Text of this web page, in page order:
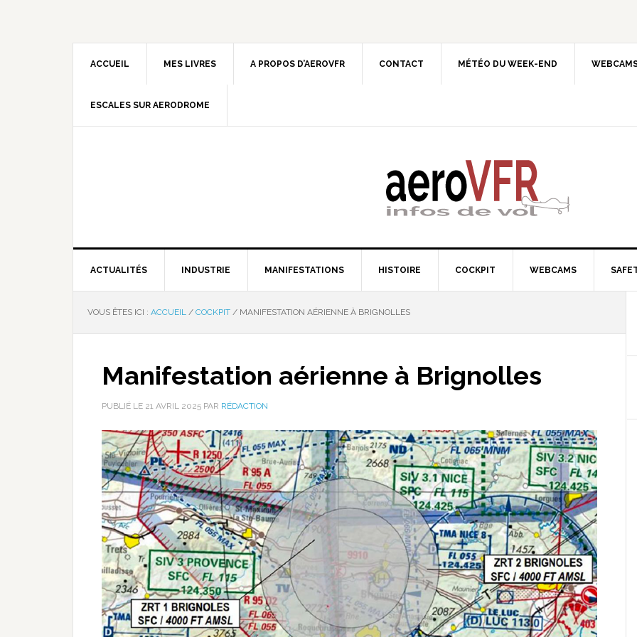
ACCUEIL MES LIVRES A PROPOS D’AEROVFR CONTACT MÉTÉO DU WEEK-END
ESCALES SUR AERODROME
ACTUALITÉS INDUSTRIE MANIFESTATIONS HISTOIRE COCKPIT WEBCAMS
VOUS ÊTES ICI : ACCUEIL / COCKPIT / MANIFESTATION AÉRIENNE À BRIGNOLLES
Manifestation aérienne à Brignolles
PUBLIÉ LE 21 AVRIL 2025 PAR RÉDACTION